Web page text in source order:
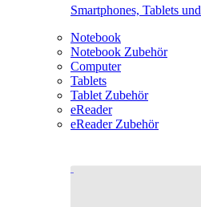
Smartphones, Tablets
Notebook
Notebook Zubehör
Computer
Tablets
Tablet Zubehör
eReader
eReader Zubehör